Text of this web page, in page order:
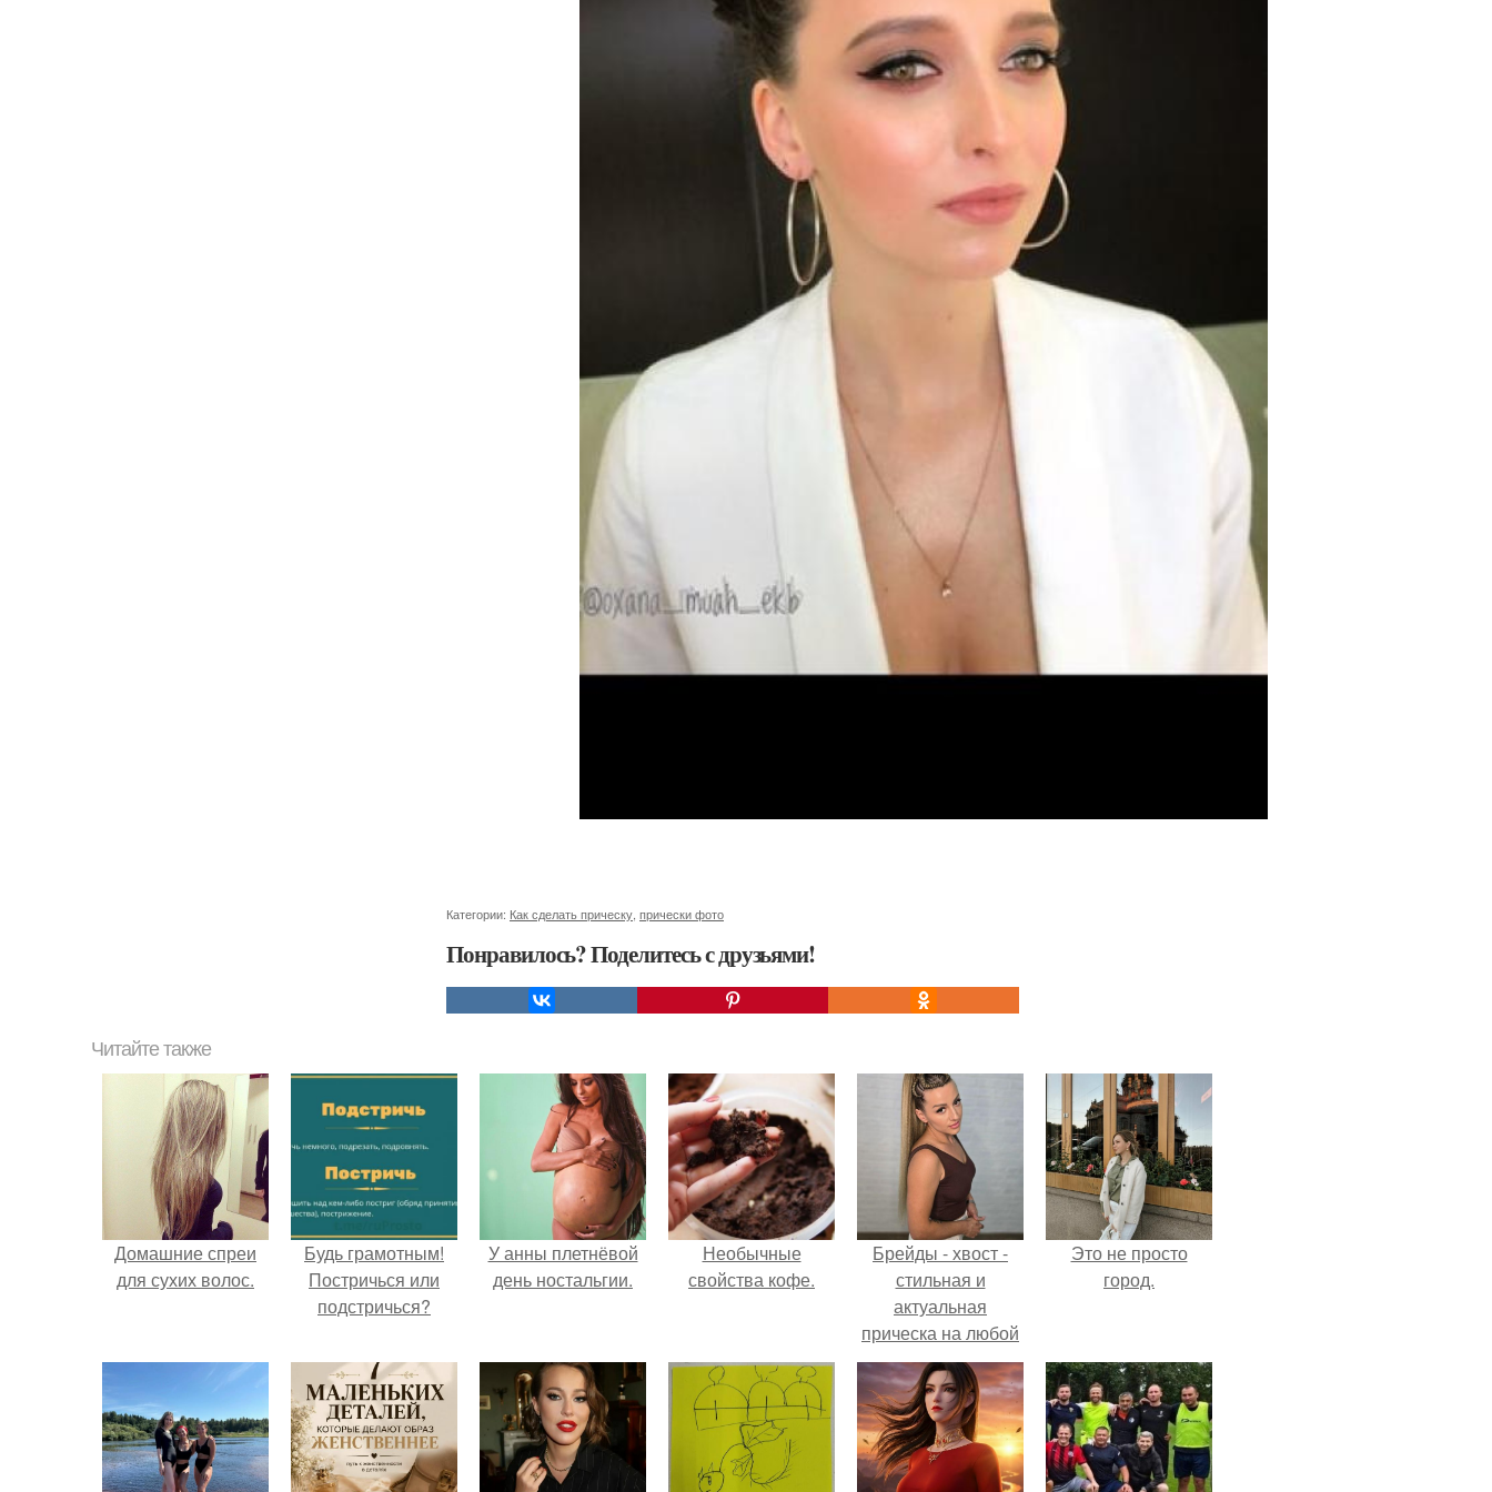
Категории: Как сделать прическу прически фото
Понравилось? Поделитесь с друзьями!
Читайте также
Домашние спреи
для сухих волос.
Будь грамотным!
Постричься или
подстричься?
У анны плетнёвой
день ностальгии.
Необычные
свойства кофе.
Брейды - хвост -
стильная и
актуальная
прическа на любой
случай.
Это не просто
город.